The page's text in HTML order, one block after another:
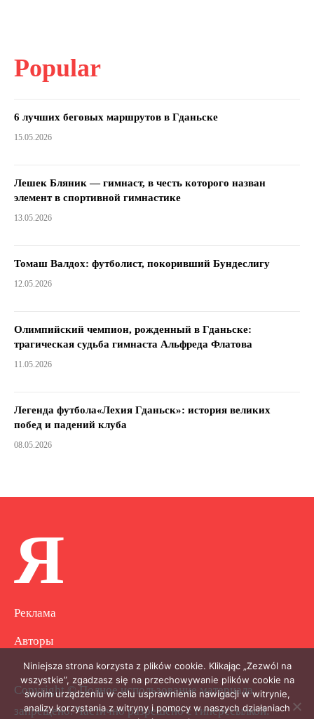
Popular
6 лучших беговых маршрутов в Гданьске
15.05.2026
Лешек Бляник — гимнаст, в честь которого назван
элемент в спортивной гимнастике
13.05.2026
Томаш Валдох: футболист, покоривший Бундеслигу
12.05.2026
Олимпийский чемпион, рожденный в Гданьске:
трагическая судьба гимнаста Альфреда Флатова
11.05.2026
Легенда футбола«Лехия Гданьск»: история великих
побед и падений клуба
08.05.2026
Я
Реклама
Авторы
Copyright © Полное использование материала
запрещено. Частично разрешено с гиперссылкой.
Niniejsza strona korzysta z plików cookie. Klikając „Zezwól na
wszystkie”, zgadzasz się na przechowywanie plików cookie na
swoim urządzeniu w celu usprawnienia nawigacji w witrynie,
analizy korzystania z witryny i pomocy w naszych działaniach